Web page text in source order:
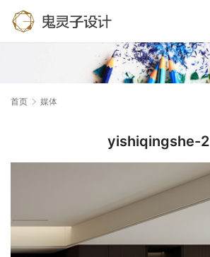
首页 媒体
yishiqingshe-2